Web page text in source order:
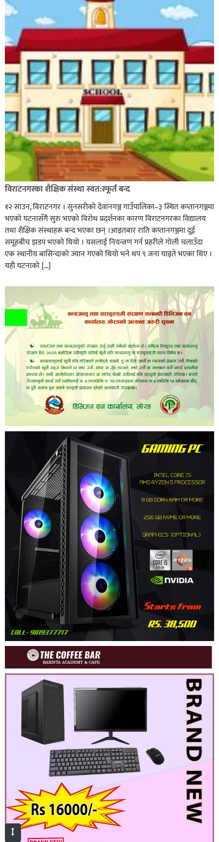
विराटनगरका शैक्षिक संस्था स्वत:स्फूर्त बन्द
१२ साउन, विराटनगर । सुनसरीको देवानगञ्ज गाउँपालिका–३ स्थित कप्तानगञ्जमा
भएको घटनासँगै सुरु भएको विरोध प्रदर्शनका कारण विराटनगरका विद्यालय
तथा शैक्षिक संस्थाहरू बन्द भएका छन् ।आइतबार राति कप्तानगञ्जमा दुई
समूहबीच झडप भएको थियो । यसलाई नियन्त्रण गर्न प्रहरीले गोली चलाउँदा
एक स्थानीय बासिन्दाको ज्यान गएको थियो भने थप ९ जना घाइते भएका थिए ।
यही घटनाको […]